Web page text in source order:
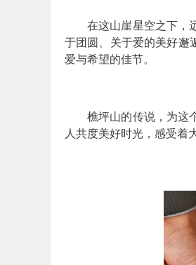
在这山崖星空之下，
于团圆、关于爱的美好邂
爱与希望的佳节。
樵坪山的传说，为这
人共度美好时光，感受着